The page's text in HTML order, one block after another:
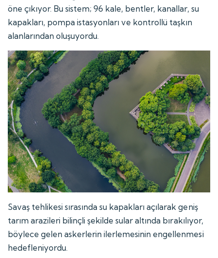
öne çıkıyor. Bu sistem; 96 kale, bentler, kanallar, su
kapakları, pompa istasyonları ve kontrollü taşkın
alanlarından oluşuyordu.
Savaş tehlikesi sırasında su kapakları açılarak geniş
tarım arazileri bilinçli şekilde sular altında bırakılıyor,
böylece gelen askerlerin ilerlemesinin engellenmesi
hedefleniyordu.